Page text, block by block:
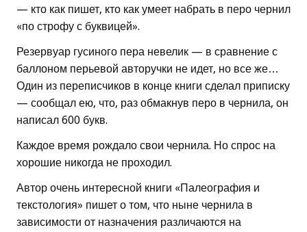
— кто как пишет, кто как умеет набрать в перо чернил
«по строфу с буквицей».
Резервуар гусиного пера невелик — в сравнение с
баллоном перьевой авторучки не идет, но все же…
Один из переписчиков в конце книги сделал приписку
— сообщал ею, что, раз обмакнув перо в чернила, он
написал 600 букв.
Каждое время рождало свои чернила. Но спрос на
хорошие никогда не проходил.
Автор очень интересной книги «Палеография и
текстология» пишет о том, что ныне чернила в
зависимости от назначения различаются на